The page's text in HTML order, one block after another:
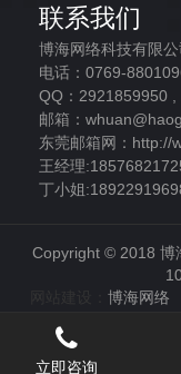
联系我们
博海网络科技有限公
电话：0769-
QQ：2921859950 ,
邮箱：
东莞邮箱网：http://
王经理
丁小姐
Copyright © 2018 博
博海网络
立即咨询